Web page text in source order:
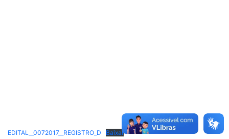
EDITAL__0072017__REGISTRO_D Baixar